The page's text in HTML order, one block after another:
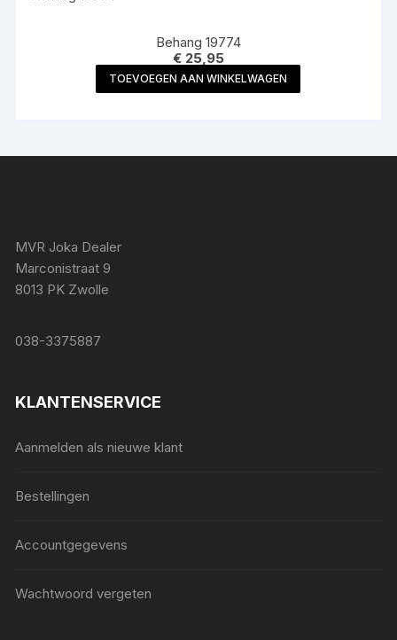
Behang 19774
€25,95
TOEVOEGEN AAN WINKELWAGEN
MVR Joka Dealer
Marconistraat 9
8013 PK Zwolle
038-3375887
KLANTENSERVICE
Aanmelden als nieuwe klant
Bestellingen
Accountgegevens
Wachtwoord vergeten